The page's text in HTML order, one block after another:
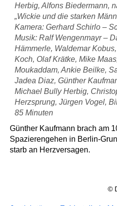
Herbig, Alfons Biedermann,
„Wickie und die starken
Kamera: Gerhard Schirlo –
Musik: Ralf Wengenmayr –
Hämmerle, Waldemar
Koch, Olaf Krätke, Mike
Moukaddam, Ankie Beilke,
Jadea Diaz, Günther
Michael Bully Herbig,
Herzsprung, Jürgen Vogel,
85 Minuten
Günther Kaufmann brach am
Spazierengehen in Berlin-
starb an Herzversagen.
©